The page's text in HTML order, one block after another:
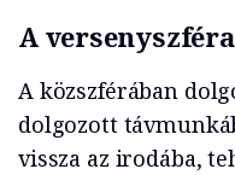
A
A közszférában
dolgozott
vissza az irodába,